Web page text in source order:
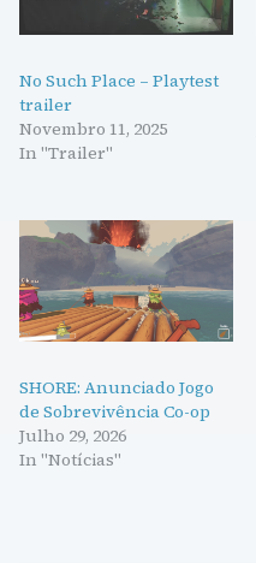
No Such Place – Playtest
trailer
Novembro 11, 2025
In "Trailer"
SHORE: Anunciado Jogo
de Sobrevivência Co-op
Julho 29, 2026
In "Notícias"